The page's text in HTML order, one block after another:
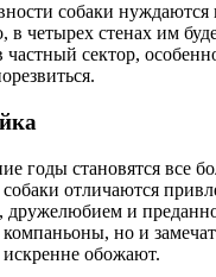
собаки нуждаются
в четырех стенах им
сектор,
годы становятся все
отличаются
дружелюбием и
но и
искренне обожают.